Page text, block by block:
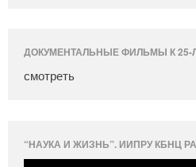
ДОКУМЕНТАЛЬНЫЕ ФИЛЬМЫ К 25-
смотреть
“НАУКА И ЖИЗНЬ”. ИИПРУ КБНЦ